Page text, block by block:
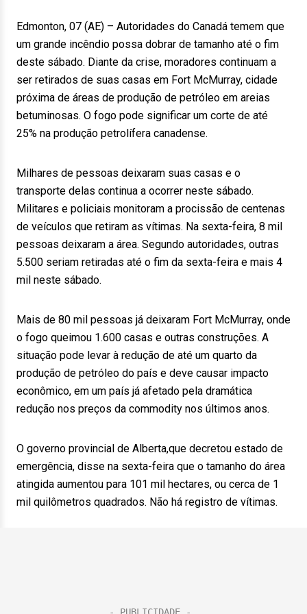
Edmonton, 07 (AE) – Autoridades do Canadá temem que
um grande incêndio possa dobrar de tamanho até o fim
deste sábado. Diante da crise, moradores continuam a
ser retirados de suas casas em Fort McMurray, cidade
próxima de áreas de produção de petróleo em areias
betuminosas. O fogo pode significar um corte de até
25% na produção petrolífera canadense.
Milhares de pessoas deixaram suas casas e o
transporte delas continua a ocorrer neste sábado.
Militares e policiais monitoram a procissão de centenas
de veículos que retiram as vítimas. Na sexta-feira, 8 mil
pessoas deixaram a área. Segundo autoridades, outras
5.500 seriam retiradas até o fim da sexta-feira e mais 4
mil neste sábado.
Mais de 80 mil pessoas já deixaram Fort McMurray, onde
o fogo queimou 1.600 casas e outras construções. A
situação pode levar à redução de até um quarto da
produção de petróleo do país e deve causar impacto
econômico, em um país já afetado pela dramática
redução nos preços da commodity nos últimos anos.
O governo provincial de Alberta,que decretou estado de
emergência, disse na sexta-feira que o tamanho do área
atingida aumentou para 101 mil hectares, ou cerca de 1
mil quilômetros quadrados. Não há registro de vítimas.